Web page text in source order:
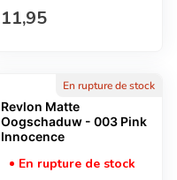
Prix normal
11,95
En rupture de stock
Revlon Matte
Oogschaduw - 003 Pink
Innocence
En rupture de stock